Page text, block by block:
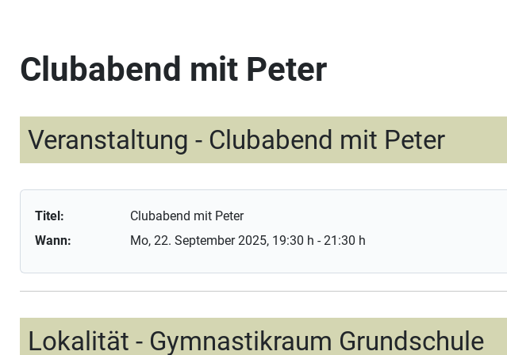
Clubabend mit Peter
Veranstaltung - Clubabend mit Peter
Titel:
Clubabend mit Peter
Wann:
Mo, 22. September 2025, 19:30 h -21:30 h
Lokalität - Gymnastikraum Grundschule